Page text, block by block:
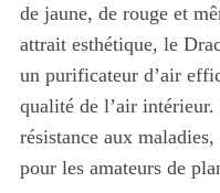
de jaune, de rouge et
attrait esthétique, le
un purificateur d’air
qualité de l’air
résistance aux
pour les amateurs de